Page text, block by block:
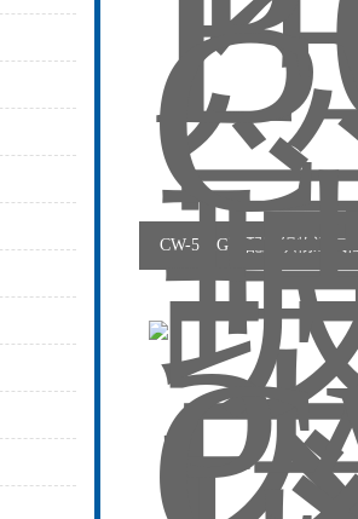
CW-571G高配版织物透气